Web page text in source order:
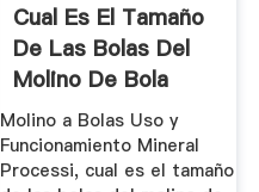
Cual Es El Tamaño
De Las Bolas Del
Molino De Bola
Molino a Bolas Uso y
Funcionamiento Mineral
Processi, cual es el tamaño